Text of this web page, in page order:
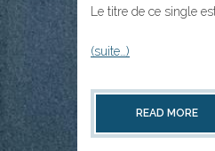
Le titre de ce single
(suite…)
READ MORE